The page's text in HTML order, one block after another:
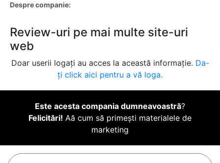
Despre companie:
Review-uri pe mai multe site-uri
web
Doar userii logați au acces la această informație. Da-
ți click aici pentru a vă loga.
Este acesta compania dumneavoastră?
Felicitări! Aă cum să primești materialele de
marketing